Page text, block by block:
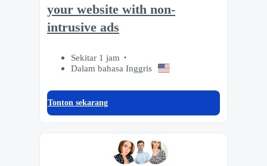
your website with non-
intrusive ads
Sekitar 1 jam
Dalam bahasa Inggris
Tonton sekarang